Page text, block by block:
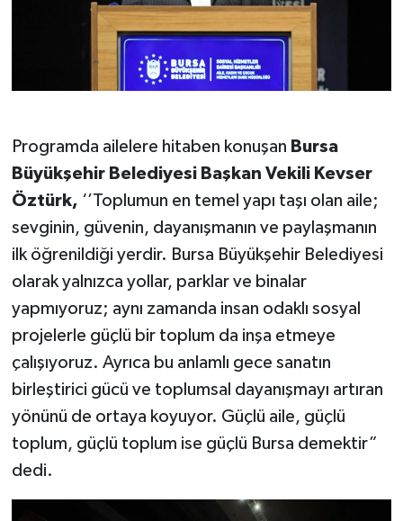
Programda ailelere hitaben konuşan Bursa
Büyükşehir Belediyesi Başkan Vekili Kevser
Öztürk, ‘’Toplumun en temel yapı taşı olan aile;
sevginin, güvenin, dayanışmanın ve paylaşmanın
ilk öğrenildiği yerdir. Bursa Büyükşehir Belediyesi
olarak yalnızca yollar, parklar ve binalar
yapmıyoruz; aynı zamanda insan odaklı sosyal
projelerle güçlü bir toplum da inşa etmeye
çalışıyoruz. Ayrıca bu anlamlı gece sanatın
birleştirici gücü ve toplumsal dayanışmayı artıran
yönünü de ortaya koyuyor. Güçlü aile, güçlü
toplum, güçlü toplum ise güçlü Bursa demektir”
dedi.